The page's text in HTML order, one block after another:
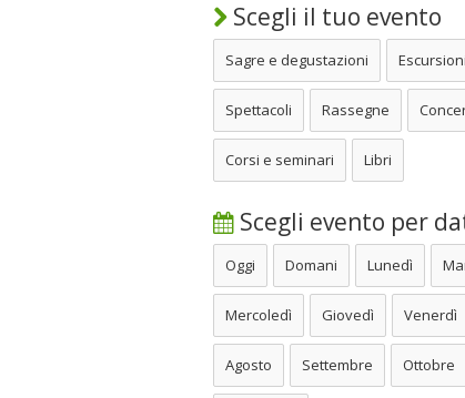
Scegli il tuo evento
Sagre e degustazioni Escursioni
Spettacoli Rassegne
Corsi e seminari Libri
Scegli evento per
Oggi Domani Lunedì
Mercoledì Giovedì Venerdì
Agosto Settembre Ottobre